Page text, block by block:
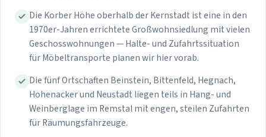
Die Korber Höhe oberhalb der Kernstadt ist eine in den
1970er-Jahren errichtete Großwohnsiedlung mit vielen
Geschosswohnungen — Halte- und Zufahrtssituation
für Möbeltransporte planen wir hier vorab.
Die fünf Ortschaften Beinstein, Bittenfeld, Hegnach,
Hohenacker und Neustadt liegen teils in Hang- und
Weinberglage im Remstal mit engen, steilen Zufahrten
für Räumungsfahrzeuge.